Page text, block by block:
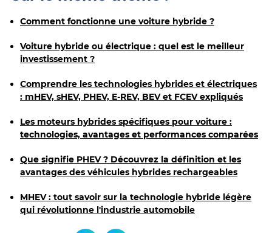
Comment fonctionne une voiture hybride ?
Voiture hybride ou électrique : quel est le meilleur
investissement ?
Comprendre les technologies hybrides et électriques
: mHEV, sHEV, PHEV, E-REV, BEV et FCEV expliqués
Les moteurs hybrides spécifiques pour voiture :
technologies, avantages et performances comparées
Que signifie PHEV ? Découvrez la définition et les
avantages des véhicules hybrides rechargeables
MHEV : tout savoir sur la technologie hybride légère
qui révolutionne l'industrie automobile